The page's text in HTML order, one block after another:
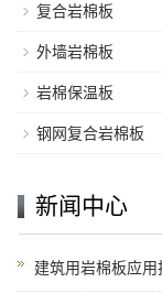
复合岩棉板
外墙岩棉板
岩棉保温板
钢网复合岩棉板
新闻中心
建筑用岩棉板应用